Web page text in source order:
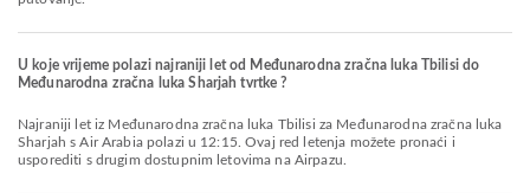
U koje vrijeme polazi najraniji let od Međunarodna zračna luka Tbilisi do
Međunarodna zračna luka Sharjah tvrtke ?
Najraniji let iz Međunarodna zračna luka Tbilisi za Međunarodna zračna luka
Sharjah s Air Arabia polazi u 12:15. Ovaj red letenja možete pronaći i
usporediti s drugim dostupnim letovima na Airpazu.